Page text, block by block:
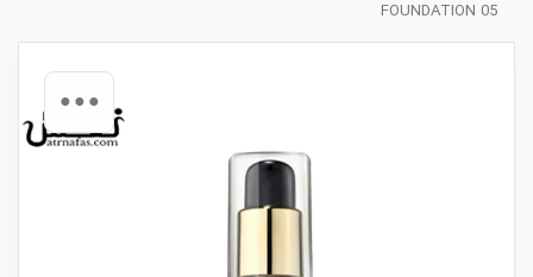
FOUNDATION 05